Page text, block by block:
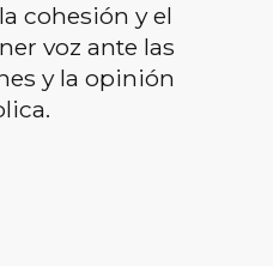
cohesión y el
voz ante las
y la opinión